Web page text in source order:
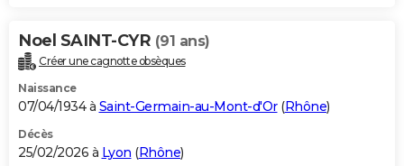
Noel SAINT-CYR (91 ans)
Créer une cagnotte obsèques
Naissance
07/04/1934 à Saint-Germain-au-Mont-d'Or(Rhône)
Décès
25/02/2026 à Lyon (Rhône)